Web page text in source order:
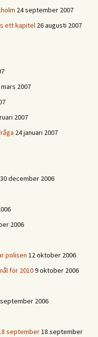
24 september 2007
ett kapitel 26 augusti 2007
2007
2007
24 januari 2007
30 december 2006
2006
polisen 12 oktober 2006
för 20109 oktober 2006
2006
september18 september